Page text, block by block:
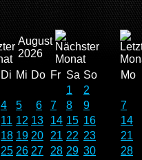
August
2026
Di Mi Do Fr Sa So
1
2
4 5 6 7 8
9
11 12 13 14 15 16
18 19 20 21 22 23
25 26 27 28 29 30
Mo
7
14
21
28